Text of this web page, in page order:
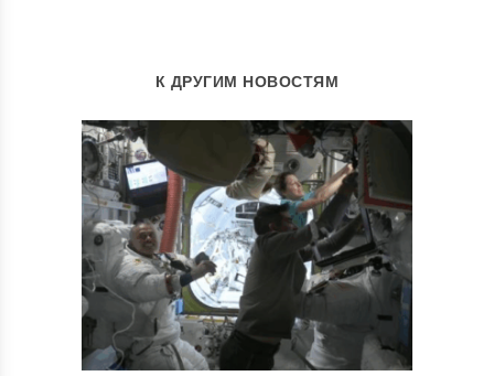
К ДРУГИМ НОВОСТЯМ